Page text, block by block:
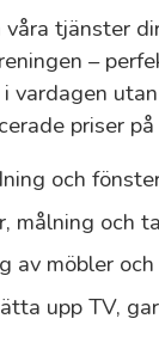
våra tjänster
–
vardagen
priser
och
målning och
av möbler
upp TV,